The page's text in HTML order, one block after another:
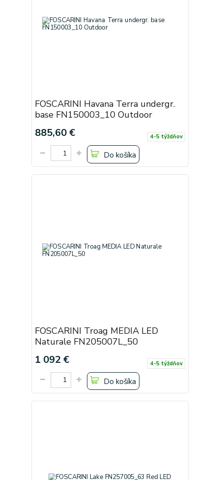
FOSCARINI Havana Terra undergr.
base FN150003_10 Outdoor
885,60 € 4-5 týždňov
Do košíka
FOSCARINI Troag MEDIA LED
Naturale FN205007L_50
1 092 € 4-5 týždňov
Do košíka